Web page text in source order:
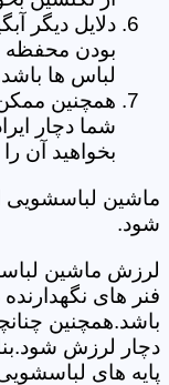
دلایل دیگر
بودن محفظه
لباس ها
همچنین
شما دچار
بخواهید آن
ماشین لباسشویی
شود.
لرزش ماشین
فنر های
باشد.همچنین
دچار لرزش
پایه های